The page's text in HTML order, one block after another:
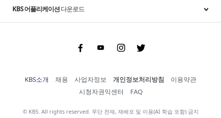
KBS 어플리케이션다운로드
FacebookYoutubeInstgram Twitter
KBS소개 채용 사업자정보 개인정보처리방침
이용약관
시청자권익센터
FAQ
© KBS. All rights reserved. 무단 전재, 재배포 및 이용(AI 학습 포함) 금지